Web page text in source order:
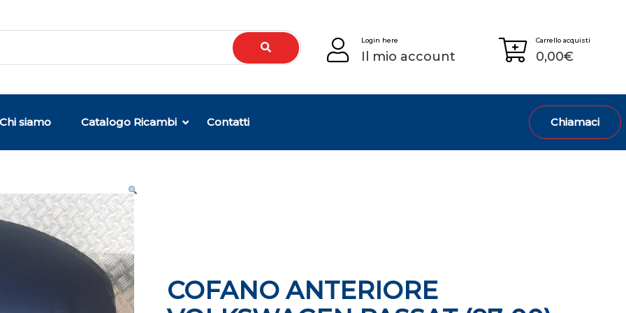
Login here
Il mio account
Carrello acquisti
0,00€
Chi siamo Catalogo Ricambi Contatti Chiamaci
COFANO ANTERIORE